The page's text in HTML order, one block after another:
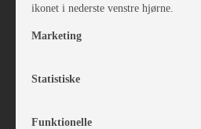
ikonet i nederste venstre hjørne.
Marketing
Statistiske
Funktionelle